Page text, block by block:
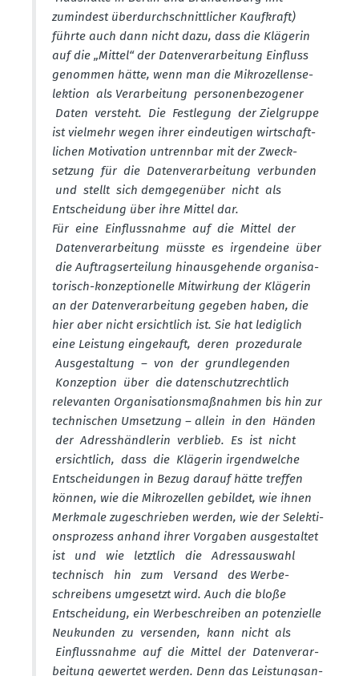
zumindest überdurch­schnitt­licher Kaufkraft)
führte auch dann nicht dazu, dass die Klägerin
auf die „Mittel“ der Daten­ver­ar­beitung Einfluss
genommen hätte, wenn man die Mikro­zel­len­se­
lektion als Verar­beitung perso­nen­be­zo­gener
Daten versteht. Die Festlegung der Zielgruppe
ist vielmehr wegen ihrer eindeu­tigen wirtschaft­
lichen Motivation untrennbar mit der Zweck­
setzung für die Daten­ver­ar­beitung verbunden
und stellt sich demge­genüber nicht als
Entscheidung über ihre Mittel dar.
Für eine Einfluss­nahme auf die Mittel der
Daten­ver­ar­beitung müsste es irgendeine über
die Auftrags­er­teilung hinaus­ge­hende organi­sa­
to­risch-konzep­tio­nelle Mitwirkung der Klägerin
an der Daten­ver­ar­beitung gegeben haben, die
hier aber nicht ersichtlich ist. Sie hat lediglich
eine Leistung einge­kauft, deren proze­durale
Ausge­staltung – von der grund­le­genden
Konzeption über die daten­schutz­rechtlich
relevanten Organi­sa­ti­ons­maß­nahmen bis hin zur
techni­schen Umsetzung – allein in den Händen
der Adress­händ­lerin verblieb. Es ist nicht
ersichtlich, dass die Klägerin irgend­welche
Entschei­dungen in Bezug darauf hätte treffen
können, wie die Mikro­zellen gebildet, wie ihnen
Merkmale zugeschrieben werden, wie der Selek­ti­
ons­prozess anhand ihrer Vorgaben ausge­staltet
ist und wie letztlich die Adress­auswahl
technisch hin zum Versand des Werbe­
schreibens umgesetzt wird. Auch die bloße
Entscheidung, ein Werbe­schreiben an poten­zielle
Neukunden zu versenden, kann nicht als
Einfluss­nahme auf die Mittel der Daten­ver­ar­
beitung gewertet werden. Denn das Leistungs­an­